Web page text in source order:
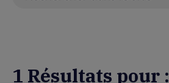
1 Résultats pour :